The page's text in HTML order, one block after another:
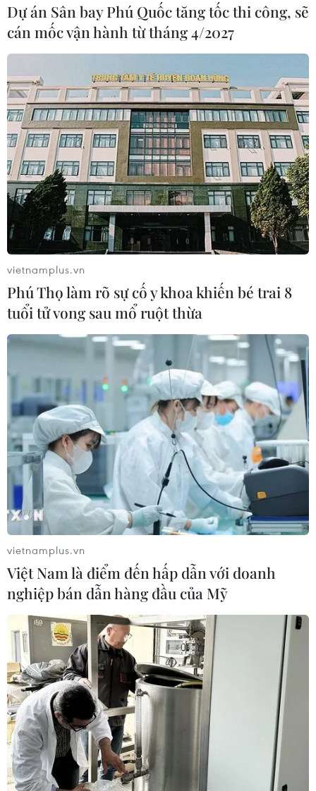
TIN CÙNG CHUYÊN MỤC
Iceland trước cuộc trưng cầu ý dân
về nối lại đàm phán gia nhập EU
08/08/2026 07:54
Dự án Sân bay Phú Quốc tăng tốc thi công, sẽ
cán mốc vận hành từ tháng 4/2027
vietnamplus.vn
Phú Thọ làm rõ sự cố y khoa khiến bé trai 8
tuổi tử vong sau mổ ruột thừa
vietnamplus.vn
Việt Nam là điểm đến hấp dẫn với doanh
nghiệp bán dẫn hàng đầu của Mỹ